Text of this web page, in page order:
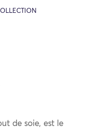
de soie, est le